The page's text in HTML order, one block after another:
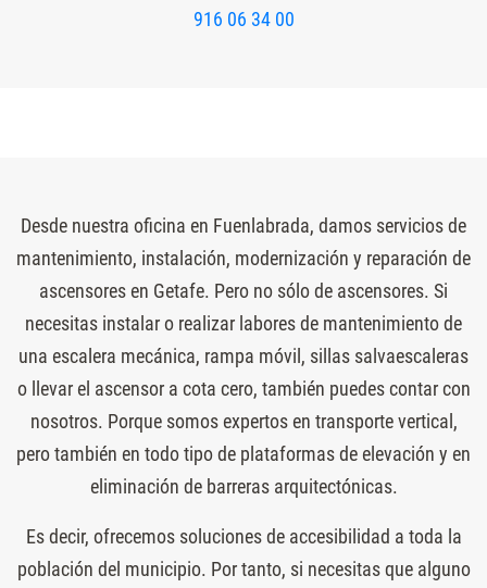
916 06 34 00
Desde nuestra oficina en Fuenlabrada, damos servicios de
mantenimiento, instalación, modernización y reparación de
ascensores en Getafe. Pero no sólo de ascensores. Si
necesitas instalar o realizar labores de mantenimiento de
una escalera mecánica, rampa móvil, sillas salvaescaleras
o llevar el ascensor a cota cero, también puedes contar con
nosotros. Porque somos expertos en transporte vertical,
pero también en todo tipo de plataformas de elevación y en
eliminación de barreras arquitectónicas.
Es decir, ofrecemos soluciones de accesibilidad a toda la
población del municipio. Por tanto, si necesitas que alguno